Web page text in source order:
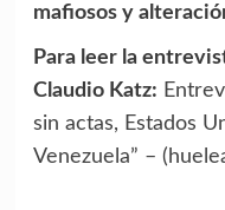
mafiosos y
Para leer la
Claudio Katz:
sin actas, Estados
Venezuela” –